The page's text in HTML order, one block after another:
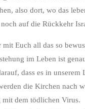
also dort, wo das
auf die Rückkehr
Euch all das so
im Leben ist
dass es in
die Kirchen nach
dem tödlichen Virus.